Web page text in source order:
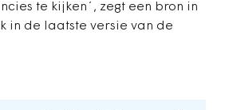
te kijken´, zegt een bron in
in de laatste versie van de